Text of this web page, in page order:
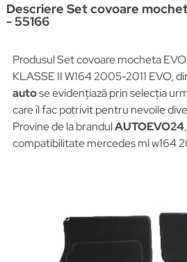
Descriere Set covoare
- 55166
Produsul Set covoare mocheta
KLASSE II W164 2005-2011 EVO,
autose evidențiază prin selecția
care îl fac potrivit pentru nevoile
Provine de la brandulAUTOEVO24
compatibilitate mercedes ml w164